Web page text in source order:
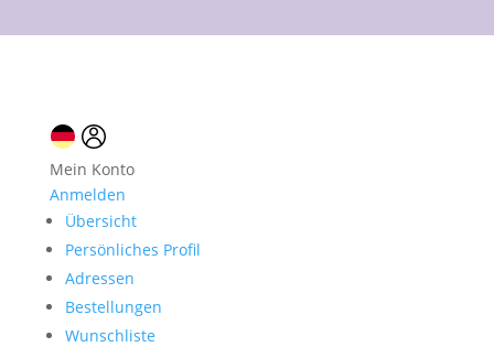
Mein Konto
Anmelden
Übersicht
Persönliches Profil
Adressen
Bestellungen
Wunschliste